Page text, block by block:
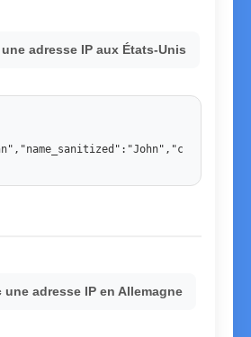
adresse IP aux États-Unis
une adresse IP en Allemagne